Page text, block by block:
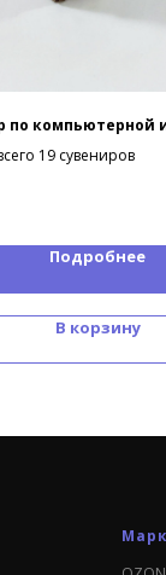
по компьютерной
19 сувениров
Подробнее
В корзину